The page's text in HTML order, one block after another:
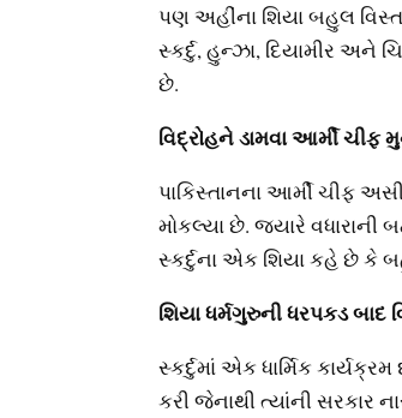
પણ અહીંના શિયા બહુલ
સ્કર્દુ, હુન્ઝા, દિયામીર અને
છે.
વિદ્રોહને ડામવા આર્મી
પાકિસ્તાનના આર્મી ચીફ
મોકલ્યા છે. જ્યારે
સ્કર્દુના એક શિયા કહે છે કે
શિયા ધર્મગુરુની ધરપકડ બાદ
સ્કર્દુમાં એક ધાર્મિક
કરી જેનાથી ત્યાંની સરકાર